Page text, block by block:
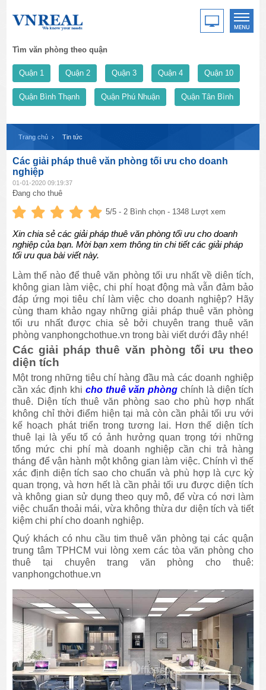
Tìm văn phòng theo quận
Quận 1 Quận 2 Quận 3 Quận 4 Quận 10
Quận Bình Thạnh Quận Phú Nhuận Quận Tân Bình
Trang chủ Tin tức
Các giải pháp thuê văn phòng tối ưu cho doanh
nghiệp
01-01-2020 09:19:37
Đang cho thuê
5/5 -2 Bình chọn - 1348 Lượt xem
Xin chia sẻ các giải pháp thuê văn phòng tối ưu cho doanh
nghiệp của bạn. Mời bạn xem thông tin chi tiết các giải pháp
tối ưu qua bài viết này.
Làm thế nào để thuê văn phòng tối ưu nhất về diên tích,
không gian làm việc, chi phí hoạt động mà vẫn đảm bảo
đáp ứng mọi tiêu chí làm việc cho doanh nghiệp? Hãy
cùng tham khảo ngay những giải pháp thuê văn phòng
tối ưu nhất được chia sẻ bởi chuyên trang thuê văn
phòng vanphongchothue.vn trong bài viết dưới đây nhé!
Các giải pháp thuê văn phòng tối ưu theo
diện tích
Một trong những tiêu chí hàng đầu mà các doanh nghiệp
cần xác định khi cho thuê văn phòng chính là diện tích
thuê. Diện tích thuê văn phòng sao cho phù hợp nhất
không chỉ thời điểm hiện tại mà còn cần phải tối ưu với
kế hoạch phát triển trong tương lai. Hơn thế diện tích
thuê lại là yếu tố có ảnh hưởng quan trọng tới những
tổng mức chi phí mà doanh nghiệp cần chi trả hàng
tháng để vận hành một không gian làm việc. Chính vì thế
xác định diện tích sao cho chuẩn và phù hợp là cực kỳ
quan trọng, và hơn hết là cần phải tối ưu được diện tích
và không gian sử dụng theo quy mô, để vừa có nơi làm
việc chuẩn thoải mái, vừa không thừa dư diện tích và tiết
kiệm chi phí cho doanh nghiệp.
Quý khách có nhu cầu tim thuê văn phòng tại các quận
trung tâm TPHCM vui lòng xem các tòa văn phòng cho
thuê tại chuyên trang văn phòng cho thuê:
vanphongchothue.vn